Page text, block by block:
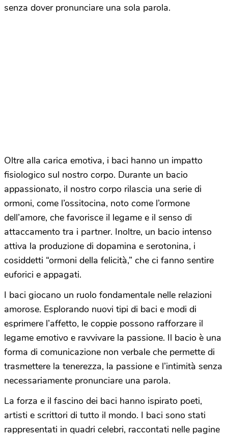
senza dover pronunciare una sola parola.
Oltre alla carica emotiva, i baci hanno un impatto
fisiologico sul nostro corpo. Durante un bacio
appassionato, il nostro corpo rilascia una serie di
ormoni, come l’ossitocina, noto come l’ormone
dell’amore, che favorisce il legame e il senso di
attaccamento tra i partner. Inoltre, un bacio intenso
attiva la produzione di dopamina e serotonina, i
cosiddetti “ormoni della felicità,” che ci fanno sentire
euforici e appagati.
I baci giocano un ruolo fondamentale nelle relazioni
amorose. Esplorando nuovi tipi di baci e modi di
esprimere l’affetto, le coppie possono rafforzare il
legame emotivo e ravvivare la passione. Il bacio è una
forma di comunicazione non verbale che permette di
trasmettere la tenerezza, la passione e l’intimità senza
necessariamente pronunciare una parola.
La forza e il fascino dei baci hanno ispirato poeti,
artisti e scrittori di tutto il mondo. I baci sono stati
rappresentati in quadri celebri, raccontati nelle pagine